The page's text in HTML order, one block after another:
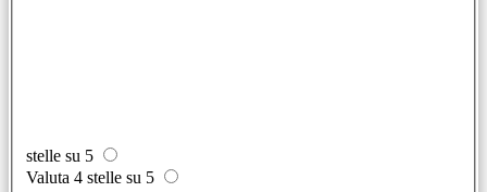
stelle su 5
Valuta 4 stelle su 5